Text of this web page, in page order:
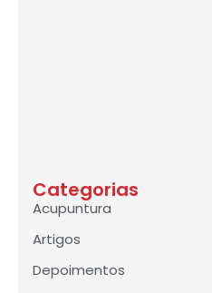
Categorias
Acupuntura
Artigos
Depoimentos